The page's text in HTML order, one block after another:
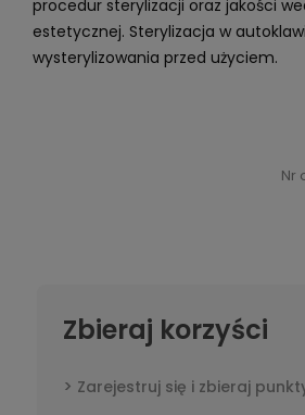
procedur sterylizacji oraz jakości
estetycznej. Sterylizacja w
wysterylizowania przed użyciem.
Nr
Zbieraj korzyści
Zarejestruj się i zbieraj